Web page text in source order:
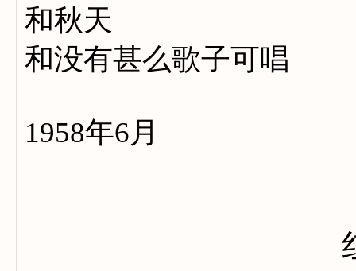
和秋天
和没有甚么歌子可唱
1958年6月